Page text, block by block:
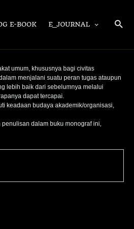
E-BOOK E_JOURNAL
umum, khususnya bagi civitas
menjalani suatu peran tugas ataupun
lebih baik dari sebelumnya melalui
dapat tercapai.
keadaan budaya akademik/organisasi,
dalam buku monograf ini,